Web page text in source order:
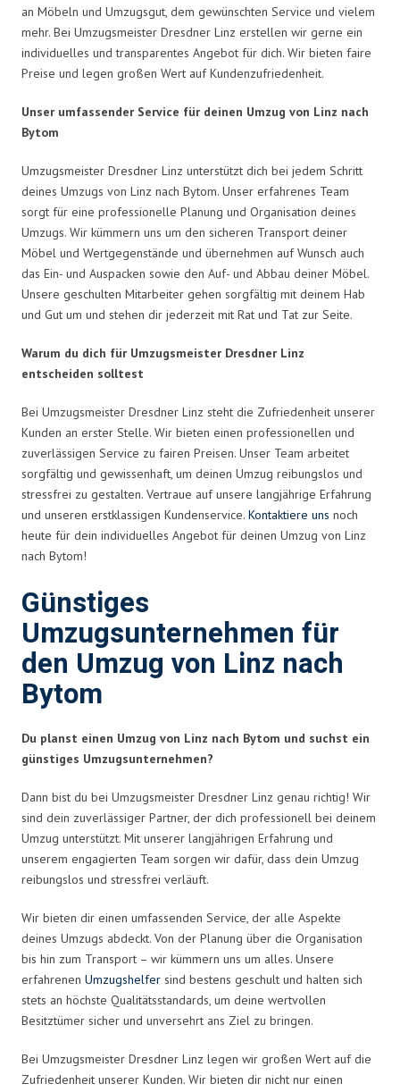
an Möbeln und Umzugsgut, dem gewünschten Service und vielem
mehr. Bei Umzugsmeister Dresdner Linz erstellen wir gerne ein
individuelles und transparentes Angebot für dich. Wir bieten faire
Preise und legen großen Wert auf Kundenzufriedenheit.
Unser umfassender Service für deinen Umzug von Linz nach
Bytom
Umzugsmeister Dresdner Linz unterstützt dich bei jedem Schritt
deines Umzugs von Linz nach Bytom. Unser erfahrenes Team
sorgt für eine professionelle Planung und Organisation deines
Umzugs. Wir kümmern uns um den sicheren Transport deiner
Möbel und Wertgegenstände und übernehmen auf Wunsch auch
das Ein- und Auspacken sowie den Auf- und Abbau deiner Möbel.
Unsere geschulten Mitarbeiter gehen sorgfältig mit deinem Hab
und Gut um und stehen dir jederzeit mit Rat und Tat zur Seite.
Warum du dich für Umzugsmeister Dresdner Linz
entscheiden solltest
Bei Umzugsmeister Dresdner Linz steht die Zufriedenheit unserer
Kunden an erster Stelle. Wir bieten einen professionellen und
zuverlässigen Service zu fairen Preisen. Unser Team arbeitet
sorgfältig und gewissenhaft, um deinen Umzug reibungslos und
stressfrei zu gestalten. Vertraue auf unsere langjährige Erfahrung
und unseren erstklassigen Kundenservice. Kontaktiere uns noch
heute für dein individuelles Angebot für deinen Umzug von Linz
nach Bytom!
Günstiges
Umzugsunternehmen für
den Umzug von Linz nach
Bytom
Du planst einen Umzug von Linz nach Bytom und suchst ein
günstiges Umzugsunternehmen?
Dann bist du bei Umzugsmeister Dresdner Linz genau richtig! Wir
sind dein zuverlässiger Partner, der dich professionell bei deinem
Umzug unterstützt. Mit unserer langjährigen Erfahrung und
unserem engagierten Team sorgen wir dafür, dass dein Umzug
reibungslos und stressfrei verläuft.
Wir bieten dir einen umfassenden Service, der alle Aspekte
deines Umzugs abdeckt. Von der Planung über die Organisation
bis hin zum Transport – wir kümmern uns um alles. Unsere
erfahrenen Umzugshelfer sind bestens geschult und halten sich
stets an höchste Qualitätsstandards, um deine wertvollen
Besitztümer sicher und unversehrt ans Ziel zu bringen.
Bei Umzugsmeister Dresdner Linz legen wir großen Wert auf die
Zufriedenheit unserer Kunden. Wir bieten dir nicht nur einen